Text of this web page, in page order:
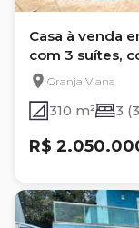
Casa à venda
com 3 suítes,
Granja Viana
310 m² 3
R$